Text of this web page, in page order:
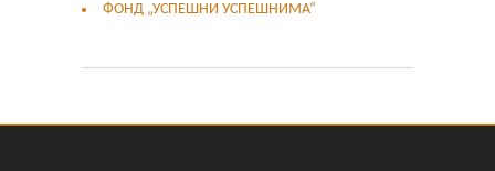
ФОНД „УСПЕШНИ УСПЕШНИМА“